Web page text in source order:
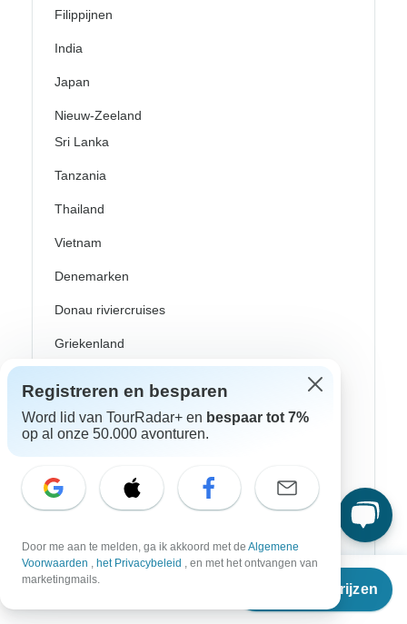
Vanaf
Reisdata & prijzen
Filippijnen
India
Japan
Nieuw-Zeeland
Sri Lanka
Tanzania
Thailand
Vietnam
Denemarken
Donau riviercruises
Griekenland
Groot-Brittannië
Ierland
Italië
Kroatië
Noorwegen
Registreren en besparen
Word lid van TourRadar+ en bespaar tot 7%
op al onze 50.000 avonturen.
Door me aan te melden, ga ik akkoord met de Algemene
Voorwaarden , het Privacybeleid , en met het ontvangen van
marketingmails.